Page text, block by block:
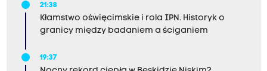
21:38
Kłamstwo oświęcimskie i rola IPN. Historyk o
granicy między badaniem a ściganiem
19:37